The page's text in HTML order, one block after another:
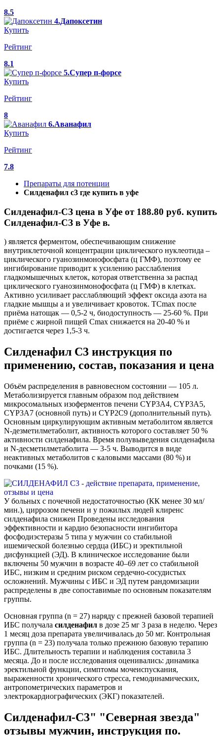
8.5
4.Дапоксетин
Купить
Рейтинг
8.1
5.Супер п-форсе
Купить
Рейтинг
8
6.Аванафил
Купить
Рейтинг
7.8
Препараты для потенции
Силденафил с3 где купить в уфе
Силденафил-СЗ цена в Уфе от 188.80 руб. купить
Силденафил-СЗ в Уфе в.
) является ферментом, обеспечивающим снижение
внутриклеточной концентрации циклического нуклеотида –
циклического гуанозинмонофосфата (ц ГМФ), поэтому ее
ингибирование приводит к усилению расслабления
гладкомышечных клеток, которая ответственна за распад
циклического гуанозинмонофосфата (ц ГМФ) в клетках.
Активно усиливает расслабляющий эффект оксида азота на
гладкие мышцы а и увеличивает кровоток. TCmax после
приёма натощак — 0,5-2 ч, биодоступность — 25-60 %. При
приёме с жирной пищей Cmax снижается на 20-40 % и
достигается через 1,5-3 ч.
Силденафил С3 инструкция по
применению, состав, показания и цена
Объём распределения в равновесном состоянии — 105 л.
Метаболизируется главным образом под действием
микросомальных изоферментов печени CYP3A4, CYP3A5,
CYP3A7 (основной путь) и CYP2C9 (дополнительный путь).
Основным циркулирующим активным метаболитом является
N-дезметилметаболит, активность которого составляет 50 %
активности силденафила. Время полувыведения силденафила
и N-десметилметаболита — 3-5 ч. Выводится в виде
неактивных метаболитов с каловыми массами (80 %) и
почками (15 %).
У больных с почечной недостаточностью (КК менее 30 мл/
мин.), циррозом печени и у пожилых людей клиренс
силденафила снижен Проведены исследования
эффективности и кардио безопасности ингибитора
фосфодиэстеразы 5 типа у мужчин со стабильной
ишемической болезнью сердца (ИБС) и эректильной
дисфункцией (ЭД). В клиническое исследование были
включены 50 мужчин в возрасте 40–69 лет со стабильной
ИБС, низким и средним риском сердечно-сосудистых
осложнений. Мужчины с ИБС и ЭД путем рандомизации
распределены в две сопоставимые по основным показателям
группы.
Основная группа (n = 27) наряду с прежней базовой терапией
ИБС получала силденафил в дозе 25 мг 3 раза в неделю. Через
1 месяц доза препарата увеличивалась до 50 мг. Контрольная
группа (n = 23) получала только прежнюю базовую терапию
ИБС. Длительность терапии и наблюдения составила 3
месяца. До и после исследования оценивались: динамика
эректильной функции, симптомы мочеиспускания,
выраженности хронического стресса, гемодинамических,
антропометрических параметров и
электрокардиографических (ЭКГ) показателей.
Силденафил-С3" "Северная звезда"
отзывы мужчин, инструкция по.